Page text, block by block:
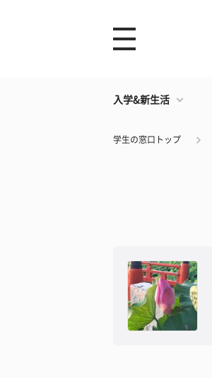
入学&新生活
学生の窓口トップ